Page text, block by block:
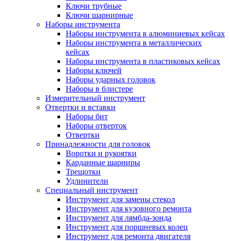
Ключи трубные
Ключи шарнирные
Наборы инструмента
Наборы инструмента в алюминиевых кейсах
Наборы инструмента в металлических
кейсах
Наборы инструмента в пластиковых кейсах
Наборы ключей
Наборы ударных головок
Наборы в блистере
Измерительный инструмент
Отвертки и вставки
Наборы бит
Наборы отверток
Отвертки
Принадлежности для головок
Воротки и рукоятки
Карданные шарниры
Трещотки
Удлинители
Специальный инструмент
Инструмент для замены стекол
Инструмент для кузовного ремонта
Инструмент для лямбда-зонда
Инструмент для поршневых колец
Инструмент для ремонта двигателя